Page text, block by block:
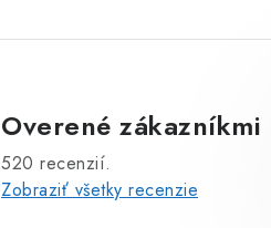
Overené zákazníkmi
520 recenzií.
Zobraziť všetky recenzie